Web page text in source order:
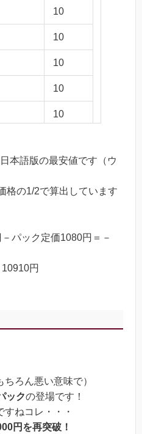
10
10
10
10
10
10
10
本語版の最安値です（ウ
格の1/2で算出しています
パック定価1080円＝－
円
ろん悪い意味で）
ックの登場です！
ねコレ・・・
円を再突破！